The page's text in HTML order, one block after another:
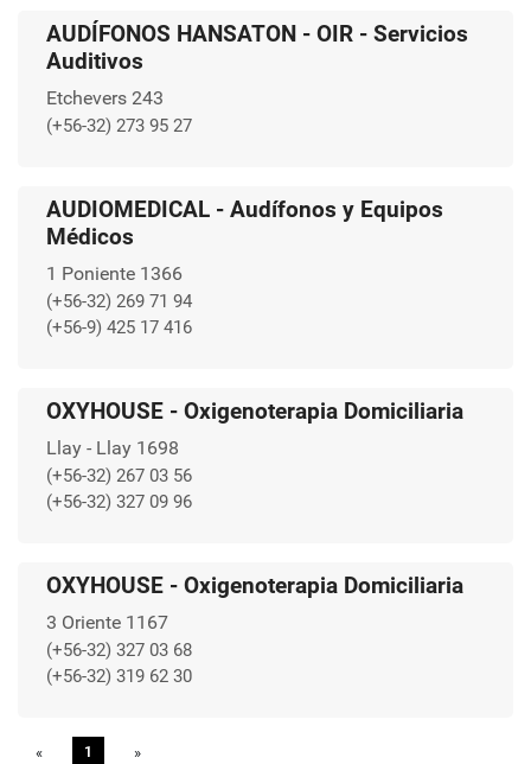
AUDÍFONOS HANSATON - OIR - Servicios
Auditivos
Etchevers 243
(+56-32) 273 95 27
AUDIOMEDICAL - Audífonos y Equipos
Médicos
1 Poniente 1366
(+56-32) 269 71 94
(+56-9) 425 17 416
OXYHOUSE - Oxigenoterapia Domiciliaria
Llay - Llay 1698
(+56-32) 267 03 56
(+56-32) 327 09 96
OXYHOUSE - Oxigenoterapia Domiciliaria
3 Oriente 1167
(+56-32) 327 03 68
(+56-32) 319 62 30
« Previous
1 »